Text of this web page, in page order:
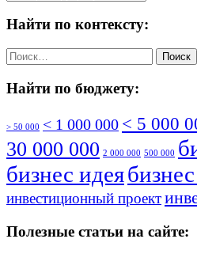
Найти по контексту:
Найти:
Найти по бюджету:
> 50 000 < 1 000 000 < 5 000
30 000 000 2 000 000 500 000
бизнес идея
инвестиционный проект
Полезные статьи на сайте: